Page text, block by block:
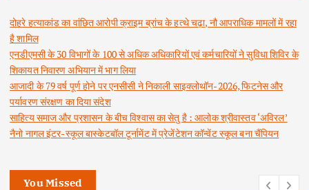
दोहरे हत्याकांड का वांछित आरोपी क्राइम ब्रांच के हत्थे चढ़ा, नौ आपराधिक मामलों में रहा
है शामिल
एनडीएमसी के 30 विभागों के 100 से अधिक अधिकारियों एवं कर्मचारियों ने सुविधा शिविर के
शिकायत निवारण अभियान में भाग लिया
आजादी के 79 वर्ष पूर्ण होने पर एनसीसी ने निकाली साइक्लोथॉन-2026, फिटनेस और
पर्यावरण संरक्षण का दिया संदेश
साहित्य समाज और प्रशासन के बीच विश्वास का सेतु है : आलोक श्रीवास्तव ‘अविरल’
नैनो नागल इंटर-स्कूल बास्केटबॉल टूर्नामेंट में प्रेजेंटेशन कॉन्वेंट स्कूल बना चैंपियन
You Missed